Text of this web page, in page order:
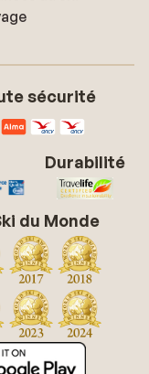
sécurité
Durabilité
du Monde